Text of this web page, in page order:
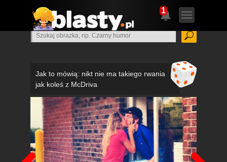
1
Jak to mówią: nikt nie ma takiego rwania
jak koleś z McDriva
Poprzedni